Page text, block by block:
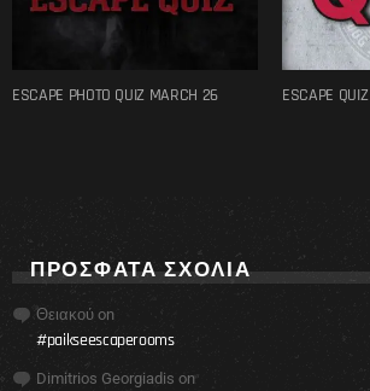
ESCAPE PHOTO QUIZ MARCH 26 ESCAPE
ΠΡΌΣΦΑΤΑ ΣΧΌΛΙΑ
Θειακού on
#paikseescaperooms
Dimitrios Georgiadis on